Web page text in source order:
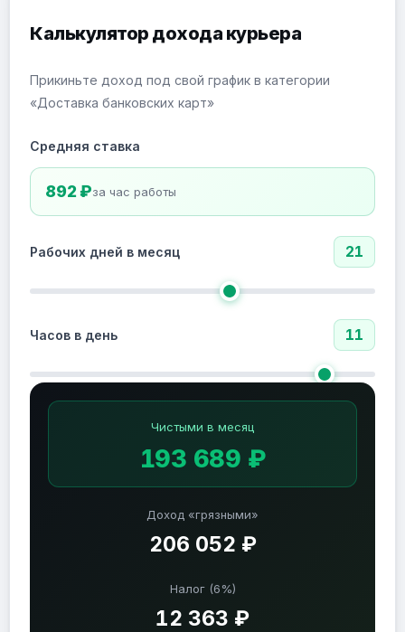
Калькулятор дохода курьера
Прикиньте доход под свой график в категории
«Доставка банковских карт»
Средняя ставка
892 ₽за час работы
Рабочих дней в месяц 21
Часов в день 11
Доход «грязными»
206 052 ₽
Налог (6%)
12 363 ₽
Чистыми в месяц
193 689 ₽